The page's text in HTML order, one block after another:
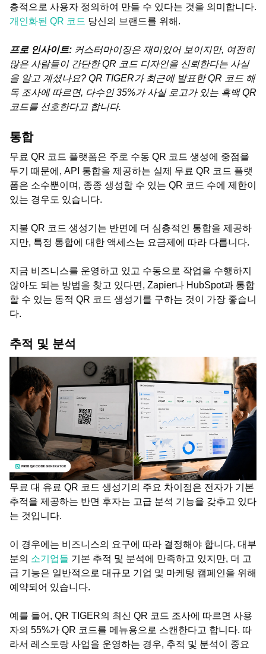
층적으로 사용자 정의하여 만들 수 있다는 것을 의미합니다.
개인화된 QR 코드 당신의 브랜드를 위해.
프로 인사이트: 커스터마이징은 재미있어 보이지만, 여전히
많은 사람들이 간단한 QR 코드 디자인을 신뢰한다는 사실
을 알고 계셨나요? QR TIGER가 최근에 발표한 QR 코드 해
독 조사에 따르면, 다수인 35%가 사실 로고가 있는 흑백 QR
코드를 선호한다고 합니다.
통합
무료 QR 코드 플랫폼은 주로 수동 QR 코드 생성에 중점을
두기 때문에, API 통합을 제공하는 실제 무료 QR 코드 플랫
폼은 소수뿐이며, 종종 생성할 수 있는 QR 코드 수에 제한이
있는 경우도 있습니다.
지불 QR 코드 생성기는 반면에 더 심층적인 통합을 제공하
지만, 특정 통합에 대한 액세스는 요금제에 따라 다릅니다.
지금 비즈니스를 운영하고 있고 수동으로 작업을 수행하지
않아도 되는 방법을 찾고 있다면, Zapier나 HubSpot과 통합
할 수 있는 동적 QR 코드 생성기를 구하는 것이 가장 좋습니
다.
추적 및 분석
무료 대 유료 QR 코드 생성기의 주요 차이점은 전자가 기본
추적을 제공하는 반면 후자는 고급 분석 기능을 갖추고 있다
는 것입니다.
이 경우에는 비즈니스의 요구에 따라 결정해야 합니다. 대부
분의 소기업들 기본 추적 및 분석에 만족하고 있지만, 더 고
급 기능은 일반적으로 대규모 기업 및 마케팅 캠페인을 위해
예약되어 있습니다.
예를 들어, QR TIGER의 최신 QR 코드 조사에 따르면 사용
자의 55%가 QR 코드를 메뉴용으로 스캔한다고 합니다. 따
라서 레스토랑 사업을 운영하는 경우, 추적 및 분석이 중요